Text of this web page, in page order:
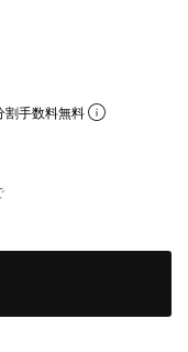
割手数料無料